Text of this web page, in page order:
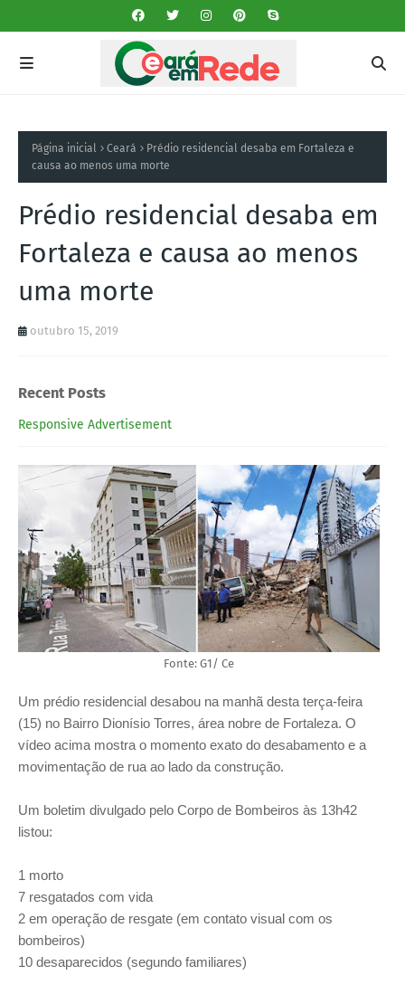
Página inicial Ceará
Prédio residencial desaba em Fortaleza e
causa ao menos uma morte
Prédio residencial desaba em
Fortaleza e causa ao menos
uma morte
outubro 15, 2019
Recent Posts
Responsive Advertisement
Fonte: G1/ Ce
Um prédio residencial desabou na manhã desta terça-feira
(15) no Bairro Dionísio Torres, área nobre de Fortaleza. O
vídeo acima mostra o momento exato do desabamento e a
movimentação de rua ao lado da construção.
Um boletim divulgado pelo Corpo de Bombeiros às 13h42
listou:
1 morto
7 resgatados com vida
2 em operação de resgate (em contato visual com os
bombeiros)
10 desaparecidos (segundo familiares)